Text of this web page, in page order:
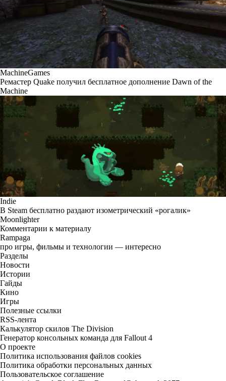
MachineGames
Ремастер Quake получил бесплатное дополнение Dawn of the
Machine
Indie
В Steam бесплатно раздают изометрический «рогалик»
Moonlighter
Комментарии к материалу
Rampaga
про игры, фильмы и технологии — интересно
Разделы
Новости
Истории
Гайды
Кино
Игры
Полезные ссылки
RSS-лента
Калькулятор скилов The Division
Генератор консольных команда для Fallout 4
О проекте
Политика использования файлов cookies
Политика обработки персональных данных
Пользовательское соглашение